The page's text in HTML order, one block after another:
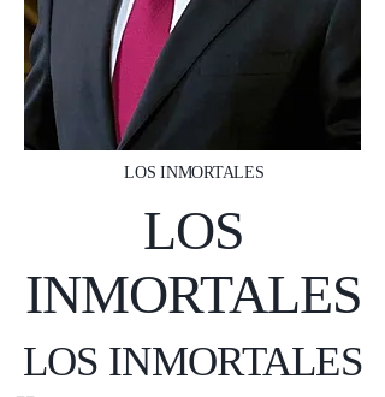
LOS INMORTALES
LOS
INMORTALES
LOS INMORTALES